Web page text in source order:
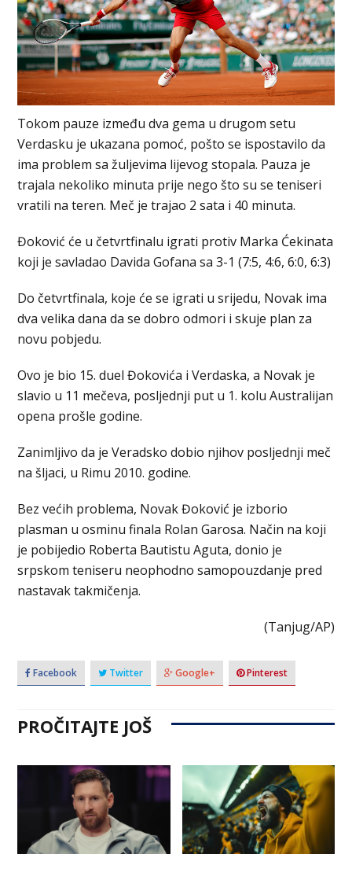
Tokom pauze između dva gema u drugom setu
Verdasku je ukazana pomoć, pošto se ispostavilo da
ima problem sa žuljevima lijevog stopala. Pauza je
trajala nekoliko minuta prije nego što su se teniseri
vratili na teren. Meč je trajao 2 sata i 40 minuta.
Đoković će u četvrtfinalu igrati protiv Marka Ćekinata
koji je savladao Davida Gofana sa 3-1 (7:5, 4:6, 6:0, 6:3)
Do četvrtfinala, koje će se igrati u srijedu, Novak ima
dva velika dana da se dobro odmori i skuje plan za
novu pobjedu.
Ovo je bio 15. duel Đokovića i Verdaska, a Novak je
slavio u 11 mečeva, posljednji put u 1. kolu Australijan
opena prošle godine.
Zanimljivo da je Veradsko dobio njihov posljednji meč
na šljaci, u Rimu 2010. godine.
Bez većih problema, Novak Đoković je izborio
plasman u osminu finala Rolan Garosa. Način na koji
je pobijedio Roberta Bautistu Aguta, donio je
srpskom teniseru neophodno samopouzdanje pred
nastavak takmičenja.
(Tanjug/AP)
Facebook Twitter Google+ Pinterest
PROČITAJTE JOŠ